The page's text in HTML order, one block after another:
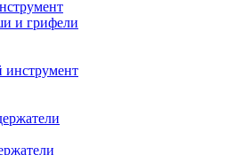
и грифели
инструмент